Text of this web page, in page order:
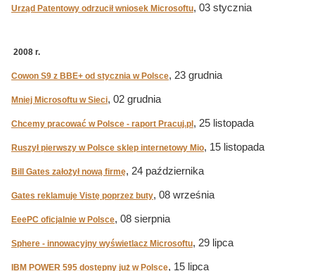
Urząd Patentowy odrzucił wniosek Microsoftu, 03 stycznia
2008 r.
Cowon S9 z BBE+ od stycznia w Polsce, 23 grudnia
Mniej Microsoftu w Sieci, 02 grudnia
Chcemy pracować w Polsce - raport Pracuj.pl , 25 listopada
Ruszył pierwszy w Polsce sklep internetowy Mio, 15 listopada
Bill Gates założył nową firmę, 24 października
Gates reklamuje Vistę poprzez buty, 08 września
EeePC oficjalnie w Polsce, 08 sierpnia
Sphere - innowacyjny wyświetlacz Microsoftu, 29 lipca
IBM POWER 595 dostępny już w Polsce, 15 lipca